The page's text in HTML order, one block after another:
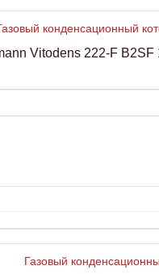
Vitodens 222-F B2SF